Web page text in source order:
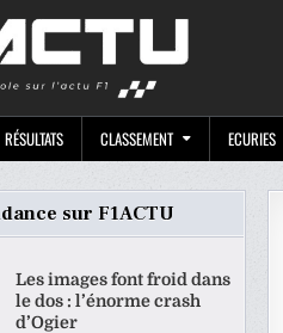
RÉSULTATS CLASSEMENT ECURIES
sur F1ACTU
Les images font froid dans
le dos : l’énorme crash
d’Ogier